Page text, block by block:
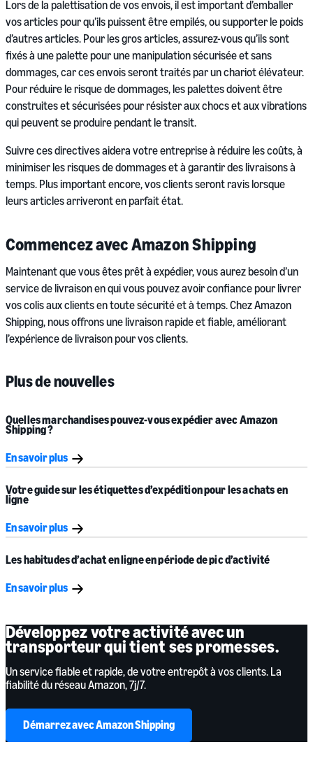
Lors de la palettisation de vos envois, il est important d’emballer
vos articles pour qu’ils puissent être empilés, ou supporter le poids
d’autres articles. Pour les gros articles, assurez-vous qu’ils sont
fixés à une palette pour une manipulation sécurisée et sans
dommages, car ces envois seront traités par un chariot élévateur.
Pour réduire le risque de dommages, les palettes doivent être
construites et sécurisées pour résister aux chocs et aux vibrations
qui peuvent se produire pendant le transit.
Suivre ces directives aidera votre entreprise à réduire les coûts, à
minimiser les risques de dommages et à garantir des livraisons à
temps. Plus important encore, vos clients seront ravis lorsque
leurs articles arriveront en parfait état.
Commencez avec Amazon Shipping
Maintenant que vous êtes prêt à expédier, vous aurez besoin d’un
service de livraison en qui vous pouvez avoir confiance pour livrer
vos colis aux clients en toute sécurité et à temps. Chez Amazon
Shipping, nous offrons une livraison rapide et fiable, améliorant
l’expérience de livraison pour vos clients.
Plus de nouvelles
Quelles marchandises pouvez-vousexpédier avec Amazon
Shipping ?
En savoir plus
Votre guide sur lesétiquettes d’expéditionpour lesachats en
ligne
En savoir plus
Les habitudes d’achat en ligne en période de pic d’activité
En savoir plus
Développez votre activité avec un
transporteur qui tient ses promesses.
Un service fiable et rapide, de votre entrepôt à vos clients. La
fiabilité du réseau Amazon, 7j/7.
Démarrez avec Amazon Shipping